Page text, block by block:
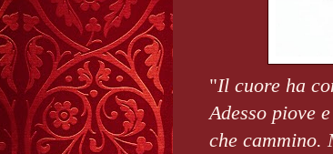
"Il cuore ha
Adesso piove
che cammino.